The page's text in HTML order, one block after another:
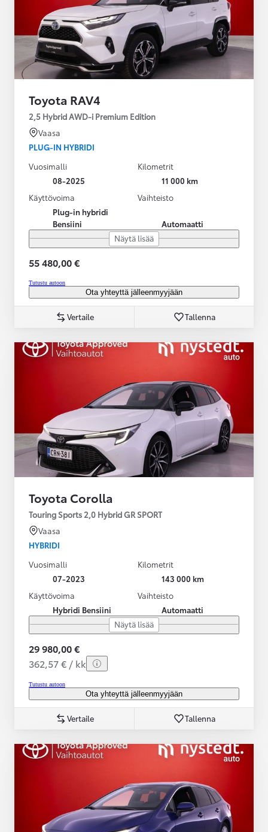
Toyota RAV4
2,5 Hybrid AWD-i Premium Edition
Vaasa
PLUG-IN HYBRIDI
Vuosimalli
08-2025
Kilometrit
11 000 km
Käyttövoima
Plug-in hybridi
Bensiini
Vaihteisto
Automaatti
Näytä lisää
55 480,00 €
Tutustu autoon
Ota yhteyttä jälleenmyyjään
Vertaile Tallenna
Toyota Corolla
Touring Sports 2,0 Hybrid GR SPORT
Vaasa
HYBRIDI
Vuosimalli
07-2023
Kilometrit
143 000 km
Käyttövoima
Hybridi Bensiini
Vaihteisto
Automaatti
Näytä lisää
29 980,00 €
362,57 € / kk
Tutustu autoon
Ota yhteyttä jälleenmyyjään
Vertaile Tallenna